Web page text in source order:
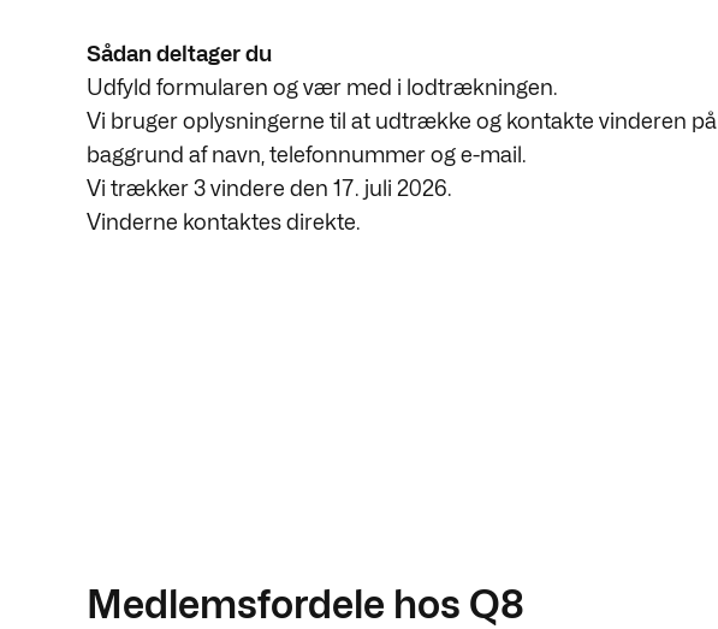
Sådan deltager du
Udfyld formularen og vær med i lodtrækningen.
Vi bruger oplysningerne til at udtrække og kontakte vinderen på
baggrund af navn, telefonnummer og e-mail.
Vi trækker 3 vindere den 17. juli 2026.
Vinderne kontaktes direkte.
Medlemsfordele hos Q8